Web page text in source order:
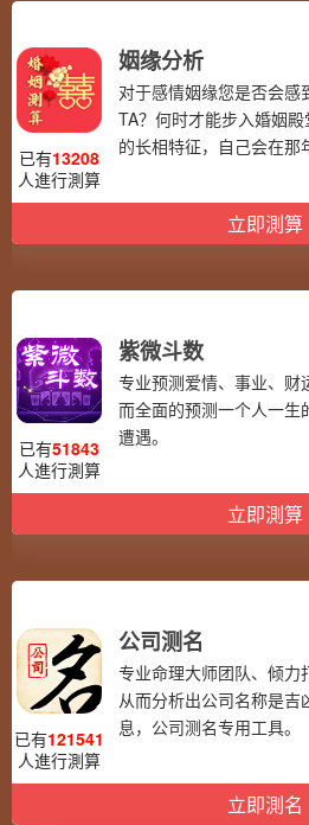
已有13208
人進行測算
姻缘分析
对于感情姻缘您是否会感
TA？何时才能步入婚姻
的长相特征，自己会在那
立即測算
已有51843
人進行測算
紫微斗数
专业预测爱情、事业、财
而全面的预测一个人一生
遭遇。
立即測算
已有121541
人進行測算
公司测名
专业命理大师团队、倾力
从而分析出公司名称是
息，公司测名专用工具。
立即測名